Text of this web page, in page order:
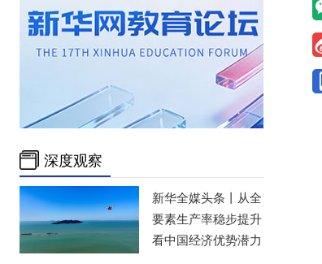
深度观察
新华全媒头条丨
从全
要素生产率稳步提升
看中国经济优势潜力